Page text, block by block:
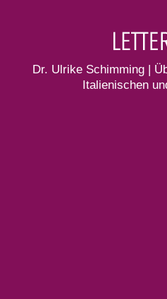
Dr. Ulrike Schimming |
Italienischen